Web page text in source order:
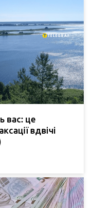
вас: це
вдвічі